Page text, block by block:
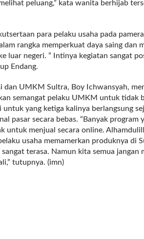
peluang,” kata wanita berhijab
para pelaku usaha pada
rangka memperkuat daya saing dan
luar negeri. ” Intinya kegiatan sangat
Endang.
dan UMKM Sultra, Boy Ichwansyah,
semangat pelaku UMKM untuk tidak
yang ketiga kalinya berlangsung
pasar secara bebas. “Banyak program
untuk menjual secara online.
usaha memamerkan produknya di
terasa. Namun kita semua jangan
tutupnya. (imn)